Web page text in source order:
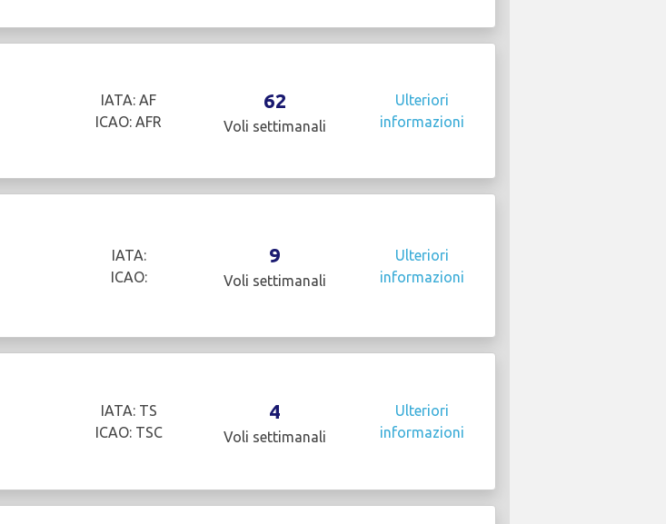
IATA: AF
ICAO: AFR
62
Voli settimanali
Ulteriori
informazioni
IATA:
ICAO:
9
Voli settimanali
Ulteriori
informazioni
IATA: TS
ICAO: TSC
4
Voli settimanali
Ulteriori
informazioni